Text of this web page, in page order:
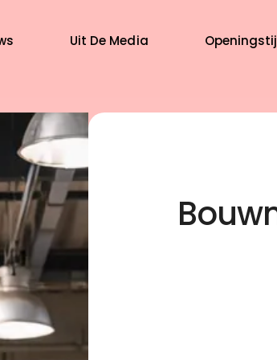
Uit De Media